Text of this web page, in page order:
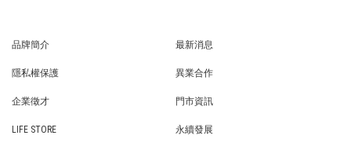
品牌簡介
最新消息
隱私權保護
異業合作
企業徵才
門市資訊
LIFE STORE
永續發展